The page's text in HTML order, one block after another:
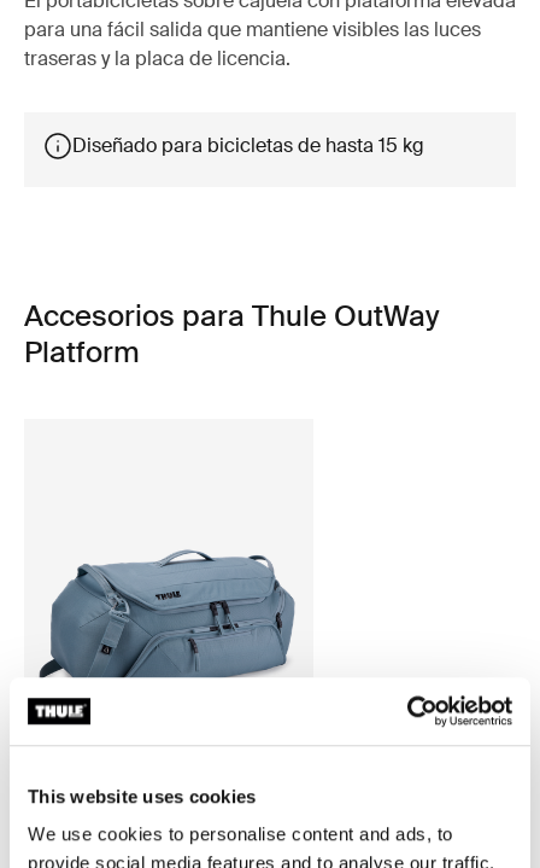
This website uses cookies
We use cookies to personalise content and ads, to
provide social media features and to analyse our traffic.
para una fácil salida que mantiene visibles las luces
traseras y la placa de licencia.
Diseñado para bicicletas de hasta 15 kg
Accesorios para Thule OutWay
Platform
bolso de lona para bicicleta
azul medio